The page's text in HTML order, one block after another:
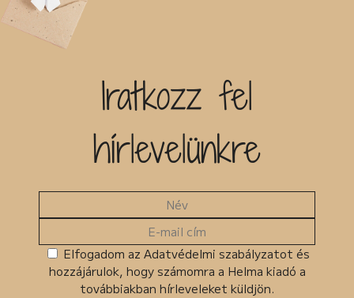
Iratkozz fel
hírlevelünkre
Elfogadom az Adatvédelmi szabályzatot és
hozzájárulok, hogy számomra a Helma kiadó a
továbbiakban hírleveleket küldjön.